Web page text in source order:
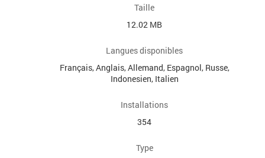
Taille
12.02 MB
Langues disponibles
Français, Anglais, Allemand, Espagnol, Russe,
Indonesien, Italien
Installations
354
Type